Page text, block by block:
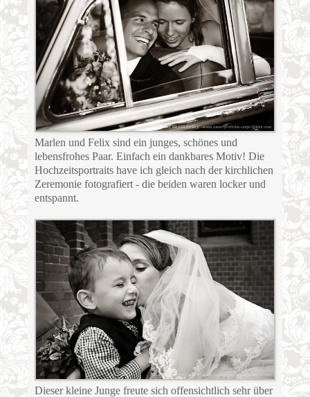
Marlen und Felix sind ein junges, schönes und
lebensfrohes Paar. Einfach ein dankbares Motiv! Die
Hochzeitsportraits have ich gleich nach der kirchlichen
Zeremonie fotografiert - die beiden waren locker und
entspannt.
Dieser kleine Junge freute sich offensichtlich sehr über